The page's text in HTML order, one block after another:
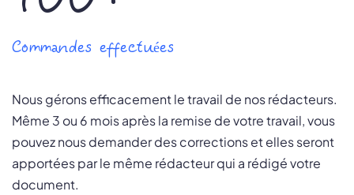
Commandes effectuées
Nous gérons efficacement le travail de nos rédacteurs.
Même 3 ou 6 mois après la remise de votre travail, vous
pouvez nous demander des corrections et elles seront
apportées par le même rédacteur qui a rédigé votre
document.